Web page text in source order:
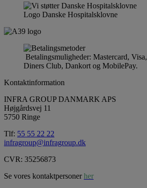
Logo Danske Hospitalsklovne
Betalingsmuligheder: Mastercard, Visa,
Diners Club, Dankort og MobilePay.
Kontaktinformation
INFRA GROUP DANMARK APS
Højgårdsvej 11
5750 Ringe
Tlf: 55 55 22 22
infragroup@infragroup.dk
CVR: 35256873
Se vores kontaktpersonerher